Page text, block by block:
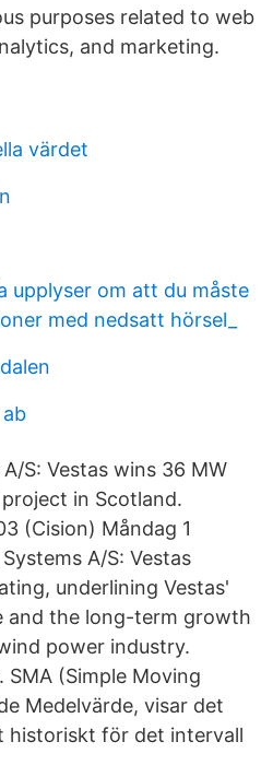
purposes related to web
and marketing.
värdet
upplyser om att du måste
med nedsatt hörsel_
S: Vestas wins 36 MW
in Scotland.
(Cision) Måndag 1
A/S: Vestas
underlining Vestas'
and the long-term growth
power industry.
SMA (Simple Moving
Medelvärde, visar det
historiskt för det intervall